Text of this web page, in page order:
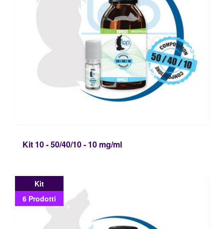
Kit 10 - 50/40/10 - 10 mg/ml
Kit
6 Prodotti